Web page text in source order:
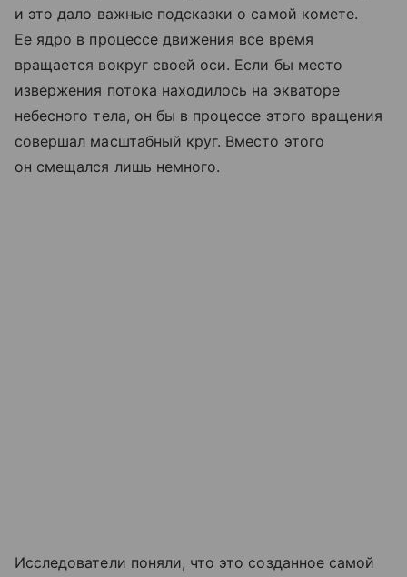
и это дало важные подсказки о самой комете.
Ее ядро в процессе движения все время
вращается вокруг своей оси. Если бы место
извержения потока находилось на экваторе
небесного тела, он бы в процессе этого вращения
совершал масштабный круг. Вместо этого
он смещался лишь немного.
Исследователи поняли, что это созданное самой